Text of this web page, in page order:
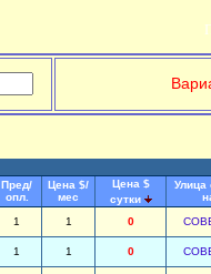
Пред/
опл.
Цена $/
мес
Цена $
сутки
Улица
1 1 0
1 1 0